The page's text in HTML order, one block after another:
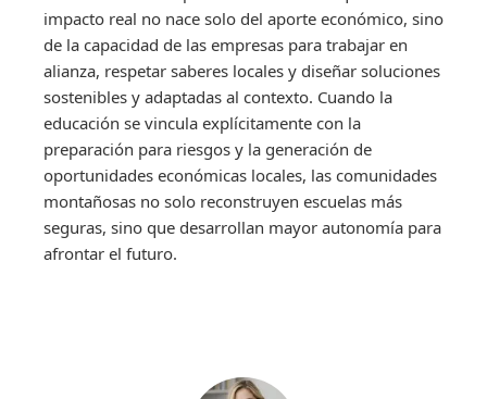
impacto real no nace solo del aporte económico, sino
de la capacidad de las empresas para trabajar en
alianza, respetar saberes locales y diseñar soluciones
sostenibles y adaptadas al contexto. Cuando la
educación se vincula explícitamente con la
preparación para riesgos y la generación de
oportunidades económicas locales, las comunidades
montañosas no solo reconstruyen escuelas más
seguras, sino que desarrollan mayor autonomía para
afrontar el futuro.